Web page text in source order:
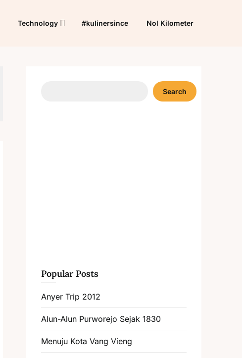
Technology #kulinersince Nol Kilometer
Search
Popular Posts
Anyer Trip 2012
Alun-Alun Purworejo Sejak 1830
Menuju Kota Vang Vieng